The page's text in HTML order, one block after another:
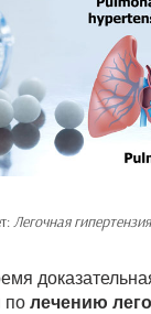
Легочная
по лечению